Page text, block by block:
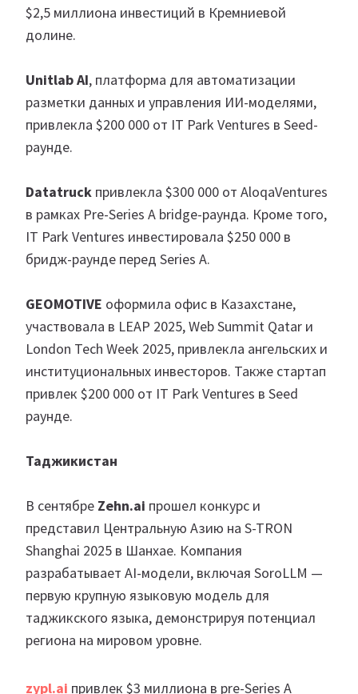
$2,5 миллиона инвестиций в Кремниевой
долине.
Unitlab AI, платформа для автоматизации
разметки данных и управления ИИ-моделями,
привлекла $200 000 от IT Park Ventures в Seed-
раунде.
Datatruck привлекла $300 000 от AloqaVentures
в рамках Pre-Series A bridge-раунда. Кроме того,
IT Park Ventures инвестировала $250 000 в
бридж-раунде перед Series A.
GEOMOTIVE оформила офис в Казахстане,
участвовала в LEAP 2025, Web Summit Qatar и
London Tech Week 2025, привлекла ангельских и
институциональных инвесторов. Также стартап
привлек $200 000 от IT Park Ventures в Seed
раунде.
Таджикистан
В сентябре Zehn.ai прошел конкурс и
представил Центральную Азию на S-TRON
Shanghai 2025 в Шанхае. Компания
разрабатывает AI-модели, включая SoroLLM —
первую крупную языковую модель для
таджикского языка, демонстрируя потенциал
региона на мировом уровне.
zypl.ai привлек $3 миллиона в pre-Series A